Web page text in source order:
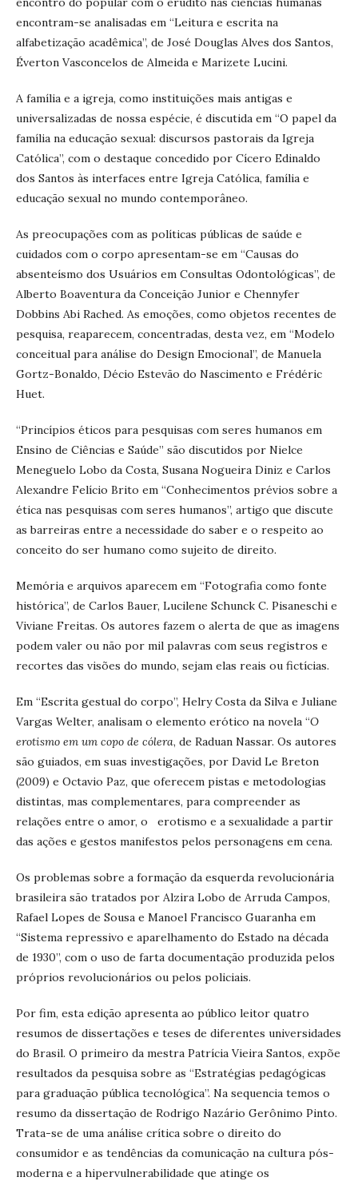
encontram-se analisadas em “Leitura e escrita na
alfabetização acadêmica”, de José Douglas Alves dos Santos,
Éverton Vasconcelos de Almeida e Marizete Lucini.
A família e a igreja, como instituições mais antigas e
universalizadas de nossa espécie, é discutida em “O papel da
família na educação sexual: discursos pastorais da Igreja
Católica”, com o destaque concedido por Cícero Edinaldo
dos Santos às interfaces entre Igreja Católica, família e
educação sexual no mundo contemporâneo.
As preocupações com as políticas públicas de saúde e
cuidados com o corpo apresentam-se em “Causas do
absenteísmo dos Usuários em Consultas Odontológicas”, de
Alberto Boaventura da Conceição Junior e Chennyfer
Dobbins Abi Rached. As emoções, como objetos recentes de
pesquisa, reaparecem, concentradas, desta vez, em “Modelo
conceitual para análise do Design Emocional”, de Manuela
Gortz-Bonaldo, Décio Estevão do Nascimento e Frédéric
Huet.
“Princípios éticos para pesquisas com seres humanos em
Ensino de Ciências e Saúde” são discutidos por Nielce
Meneguelo Lobo da Costa, Susana Nogueira Diniz e Carlos
Alexandre Felício Brito em “Conhecimentos prévios sobre a
ética nas pesquisas com seres humanos”, artigo que discute
as barreiras entre a necessidade do saber e o respeito ao
conceito do ser humano como sujeito de direito.
Memória e arquivos aparecem em “Fotografia como fonte
histórica”, de Carlos Bauer, Lucilene Schunck C. Pisaneschi e
Viviane Freitas. Os autores fazem o alerta de que as imagens
podem valer ou não por mil palavras com seus registros e
recortes das visões do mundo, sejam elas reais ou fictícias.
Em “Escrita gestual do corpo”, Helry Costa da Silva e Juliane
Vargas Welter, analisam o elemento erótico na novela “O
erotismo em um copo de cólera, de Raduan Nassar. Os autores
são guiados, em suas investigações, por David Le Breton
(2009) e Octavio Paz, que oferecem pistas e metodologias
distintas, mas complementares, para compreender as
relações entre o amor, o erotismo e a sexualidade a partir
das ações e gestos manifestos pelos personagens em cena.
Os problemas sobre a formação da esquerda revolucionária
brasileira são tratados por Alzira Lobo de Arruda Campos,
Rafael Lopes de Sousa e Manoel Francisco Guaranha em
“Sistema repressivo e aparelhamento do Estado na década
de 1930”, com o uso de farta documentação produzida pelos
próprios revolucionários ou pelos policiais.
Por fim, esta edição apresenta ao público leitor quatro
resumos de dissertações e teses de diferentes universidades
do Brasil. O primeiro da mestra Patrícia Vieira Santos, expõe
resultados da pesquisa sobre as “Estratégias pedagógicas
para graduação pública tecnológica”. Na sequencia temos o
resumo da dissertação de Rodrigo Nazário Gerônimo Pinto.
Trata-se de uma análise crítica sobre o direito do
consumidor e as tendências da comunicação na cultura pós-
moderna e a hipervulnerabilidade que atinge os